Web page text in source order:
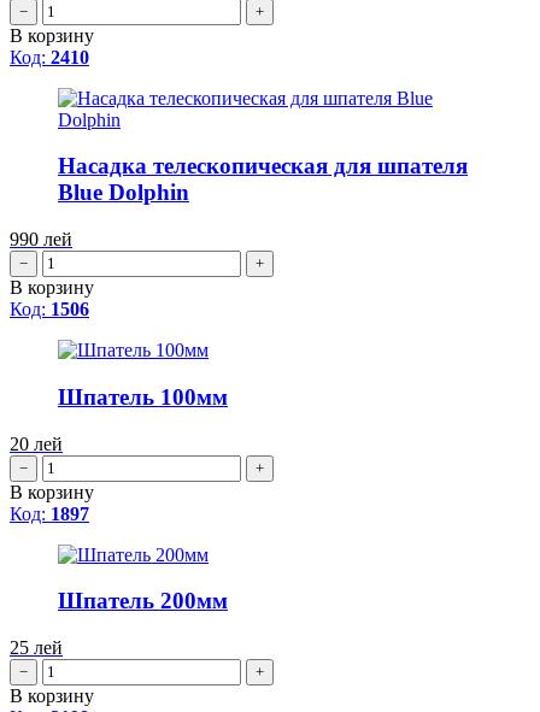
− +
В корзину
Код: 2410
Насадка телескопическая для шпателя
Blue Dolphin
990 лей
− +
В корзину
Код: 1506
Шпатель 100мм
20 лей
− +
В корзину
Код: 1897
Шпатель 200мм
25 лей
− +
В корзину